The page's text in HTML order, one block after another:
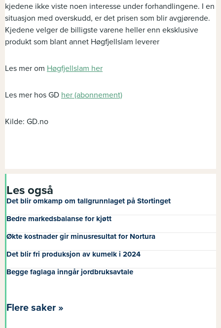
kjedene ikke viste noen interesse under forhandlingene. I en
situasjon med overskudd, er det prisen som blir avgjørende.
Kjedene velger de billigste varene heller enn eksklusive
produkt som blant annet Høgfjellslam leverer
Les mer om Høgfjellslam her
Les mer hos GD her (abonnement)
Kilde: GD.no
Les også
Det blir omkamp om tallgrunnlaget på Stortinget
Bedre markedsbalanse for kjøtt
Økte kostnader gir minusresultat for Nortura
Det blir fri produksjon av kumelk i 2024
Begge faglaga inngår jordbruksavtale
Flere saker »